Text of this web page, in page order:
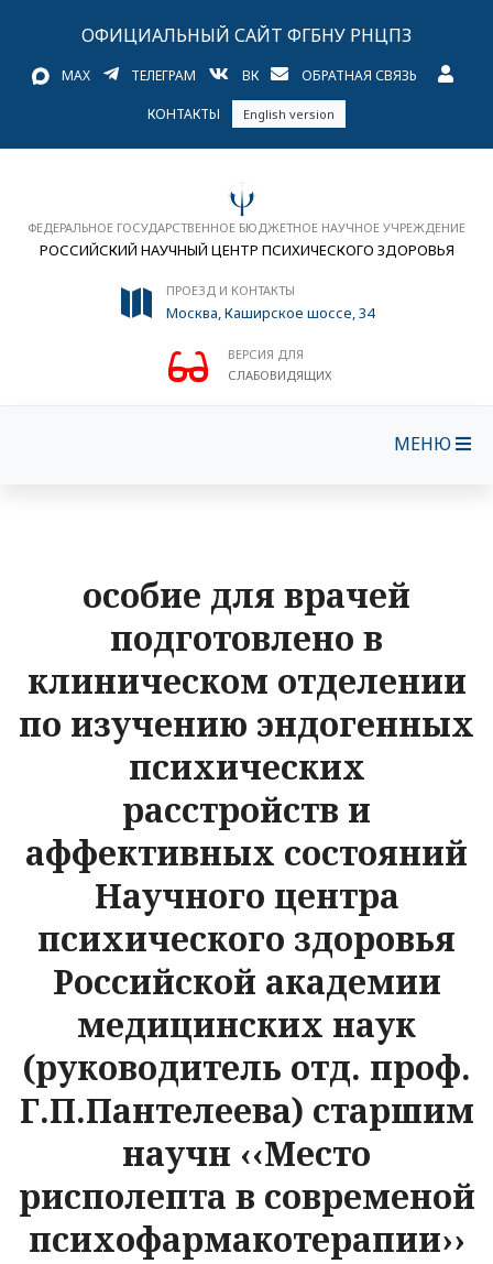
ОФИЦИАЛЬНЫЙ САЙТ ФГБНУ РНЦПЗ
MAX ТЕЛЕГРАМ ВК ОБРАТНАЯ СВЯЗЬ
КОНТАКТЫ English version
ФЕДЕРАЛЬНОЕ ГОСУДАРСТВЕННОЕ БЮДЖЕТНОЕ НАУЧНОЕ УЧРЕЖДЕНИЕ
РОССИЙСКИЙ НАУЧНЫЙ ЦЕНТР ПСИХИЧЕСКОГО ЗДОРОВЬЯ
ПРОЕЗД И КОНТАКТЫ
Москва, Каширское шоссе, 34
ВЕРСИЯ ДЛЯ
СЛАБОВИДЯЩИХ
МЕНЮ
особие для врачей
подготовлено в
клиническом отделении
по изучению эндогенных
психических
расстройств и
аффективных состояний
Научного центра
психического здоровья
Российской академии
медицинских наук
(руководитель отд. проф.
Г.П.Пантелеева) старшим
научн ‹‹Место
рисполепта в современой
психофармакотерапии››